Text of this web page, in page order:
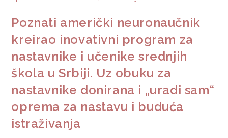
Poznati američki neuronaučnik
kreirao inovativni program za
nastavnike i učenike srednjih
škola u Srbiji. Uz obuku za
nastavnike donirana i „uradi sam“
oprema za nastavu i buduća
istraživanja